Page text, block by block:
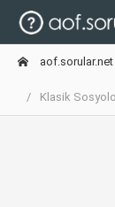
aof.sorular.net
Klasik